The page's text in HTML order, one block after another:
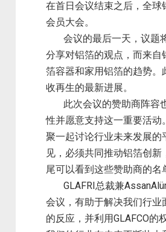
在首日会议结束之后，全球
会员大会。
会议的最后一天，议题
分享对铝箔的观点，而来自
箔容器和家用铝箔的趋势。
收再生的最新进展。
此次会议的赞助商阵容
性并愿意支持这一重要活动
聚一起讨论行业未来发展的
见，必须共同推动铝箔创新
尾可以看到这些赞助商的名
GLAFRI总裁兼
会议，有助于解决我们行业
的反应，并利用GLAFCO的